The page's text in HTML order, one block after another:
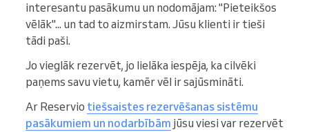
interesantu pasākumu un nodomājam: "Pieteikšos
vēlāk"... un tad to aizmirstam. Jūsu klienti ir tieši
tādi paši.
Jo vieglāk rezervēt, jo lielāka iespēja, ka cilvēki
paņems savu vietu, kamēr vēl ir sajūsmināti.
Ar Reservio tiešsaistes rezervēšanas sistēmu
pasākumiem un nodarbībām jūsu viesi var rezervēt